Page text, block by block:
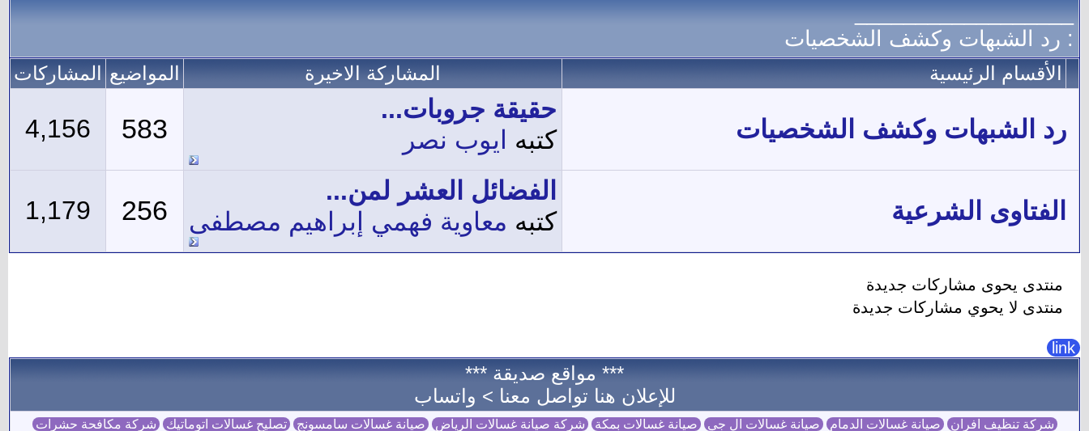
__________________
: رد الشبهات وكشف الشخصيات
الأقسام الرئيسية المشاركة الاخيرة المواضيع المشاركات
رد الشبهات وكشف الشخصيات
حقيقة جروبات...
كتبه
ايوب نصر 583
4,156
الفتاوى الشرعية
الفضائل العشر لمن...
كتبه معاوية فهمي إبراهيم مصطفى 256
1,179
منتدى يحوى مشاركات جديدة
منتدى لا يحوي مشاركات جديدة
link
*** مواقع صديقة ***
للإعلان هنا تواصل معنا > واتساب
شركة تنظيف افران صيانة غسالات الدمام صيانة غسالات ال جي صيانة غسالات بمكة شركة صيانة غسالات الرياض صيانة غسالات سامسونج تصليح غسالات اتوماتيك شركة مكافحة حشرات